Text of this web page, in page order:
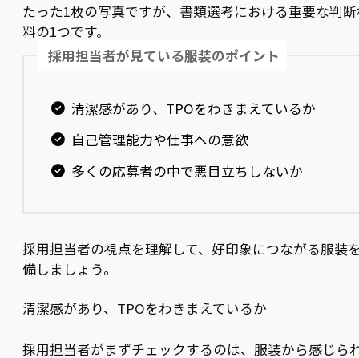
たった1枚の写真ですが、書類選考における重要な判
料の1つです。
採用担当者が見ている服装のポイント
清潔感があり、TPOをわきまえているか
自己管理能力や仕事への意欲
多くの応募者の中で悪目立ちしないか
採用担当者の視点を理解して、好印象につながる服装
備しましょう。
清潔感があり、TPOをわきまえているか
採用担当者がまずチェックするのは、服装から感じら